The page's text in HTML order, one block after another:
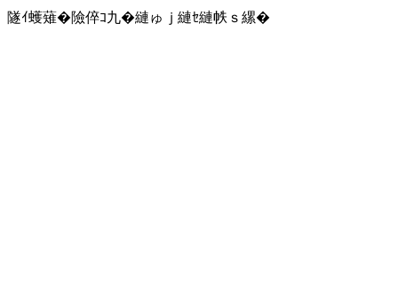
隧ｲ蠖薙�險倅ｺ九�縺ゅｊ縺ｾ縺帙ｓ縲�